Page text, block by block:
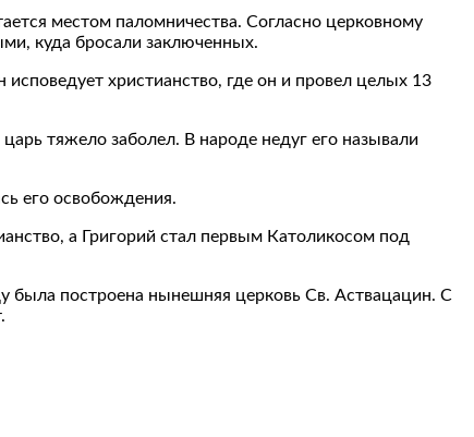
местом паломничества. Согласно церковному
куда бросали заключенных.
христианство, где он и провел целых 13
тяжело заболел. В народе недуг его называли
его освобождения.
а Григорий стал первым Католикосом под
была построена нынешняя церковь Св. Аствацацин. С